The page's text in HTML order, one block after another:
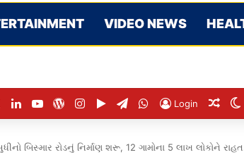
VIDEO NEWS
LinkedInYouTubeWordPress
Instagram
Google Play
TelegramWhatsApp
Login
બિસ્માર રોડનું નિર્માણ શરૂ, 12 ગામોના 5 લાખ લોકોને